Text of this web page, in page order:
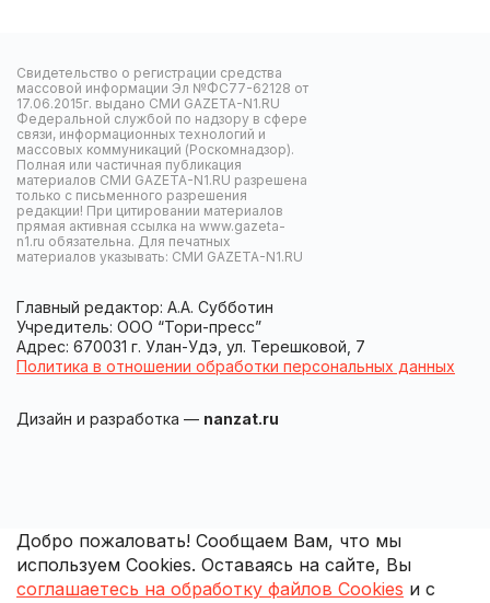
Свидетельство о регистрации средства
массовой информации Эл №ФС77-62128 от
17.06.2015г. выдано СМИ GAZETA-N1.RU
Федеральной службой по надзору в сфере
связи, информационных технологий и
массовых коммуникаций (Роскомнадзор).
Полная или частичная публикация
материалов СМИ GAZETA-N1.RU разрешена
только с письменного разрешения
редакции! При цитировании материалов
прямая активная ссылка на www.gazeta-
n1.ru обязательна. Для печатных
материалов указывать: СМИ GAZETA-N1.RU
Главный редактор: А.А. Субботин
Учредитель: ООО “Тори-пресс”
Адрес: 670031 г. Улан-Удэ, ул. Терешковой, 7
Политика в отношении обработки персональных данных
Дизайн и разработка — nanzat.ru
Добро пожаловать! Сообщаем Вам, что мы
используем Cookies. Оставаясь на сайте, Вы
соглашаетесь на обработку файлов Cookies и с